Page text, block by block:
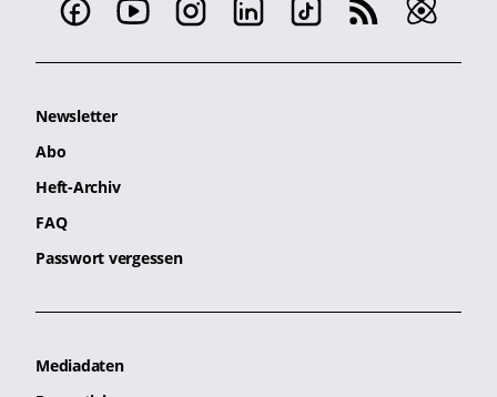
Newsletter
Abo
Heft-Archiv
FAQ
Passwort vergessen
Mediadaten